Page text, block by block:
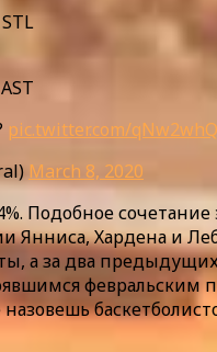
pic.twitter.com/
March 8, 2020
Подобное
Хардена и
а за два
февральским